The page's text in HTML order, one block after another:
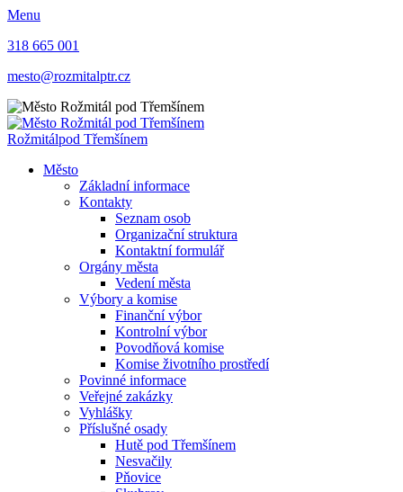
Menu
318 665 001
mesto@rozmitalptr.cz
Rožmitálpod Třemšínem
Město
Základní informace
Kontakty
Seznam osob
Organizační struktura
Kontaktní formulář
Orgány města
Vedení města
Výbory a komise
Finanční výbor
Kontrolní výbor
Povodňová komise
Komise životního prostředí
Povinné informace
Veřejné zakázky
Vyhlášky
Příslušné osady
Hutě pod Třemšínem
Nesvačily
Pňovice